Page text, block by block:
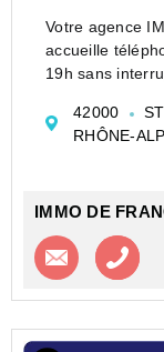
Votre agence
accueille
19h sans
Saint Etienne.
séparées...
42000
RHÔNE-
IMMO DE
Contacter